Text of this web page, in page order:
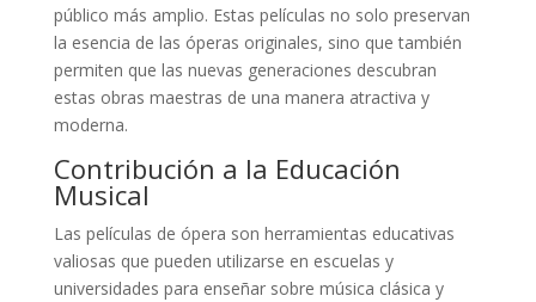
público más amplio. Estas películas no solo preservan
la esencia de las óperas originales, sino que también
permiten que las nuevas generaciones descubran
estas obras maestras de una manera atractiva y
moderna.
Contribución a la Educación
Musical
Las películas de ópera son herramientas educativas
valiosas que pueden utilizarse en escuelas y
universidades para enseñar sobre música clásica y